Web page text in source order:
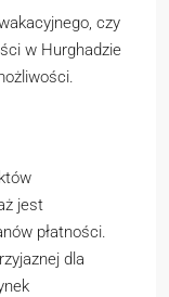
czy
w Hurghadzie
jest
płatności.
dla